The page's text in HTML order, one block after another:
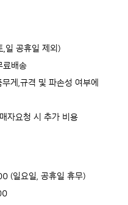
,일 공휴일 제외)
료배송
게,규격 및 파손성 여부에
자요청 시 추가 비용
(일요일, 공휴일 휴무)